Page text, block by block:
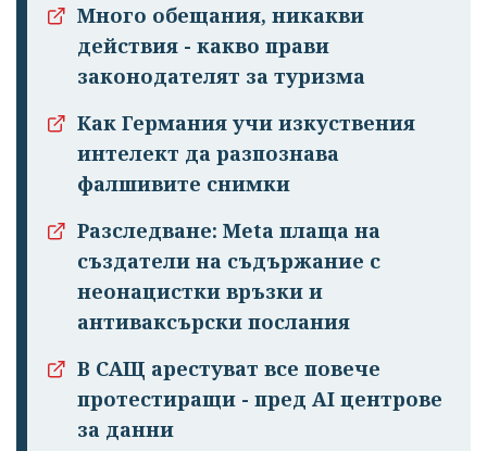
Много обещания, никакви
действия - какво прави
законодателят за туризма
Как Германия учи изкуствения
интелект да разпознава
фалшивите снимки
Разследване: Meta плаща на
създатели на съдържание с
неонацистки връзки и
антиваксърски послания
В САЩ арестуват все повече
протестиращи - пред AI центрове
за данни